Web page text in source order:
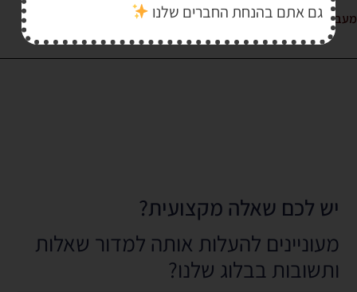
מעבר לדף המוצר
יש לכם שאלה מקצועית?
מעוניינים להעלות אותה למדור שאלות
ותשובות בבלוג שלנו?
גם אתם בהנחת החברים שלנו